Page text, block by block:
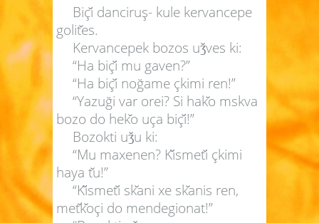
Biçi danciruş- kule kervancepe
golites.
Kervancepek bozos uǯves ki:
“Ha biçi mu gaven?”
“Ha biçi noğame çkimi ren!”
“Yazuği var orei? Si hako mskva
bozo do heko uça biçi!”
Bozokti uǯu ki:
“Mu maxenen? Kismeti çkimi
haya tu!”
“Kismeti skani xe skanis ren,
metkoçi do mendegionat!”